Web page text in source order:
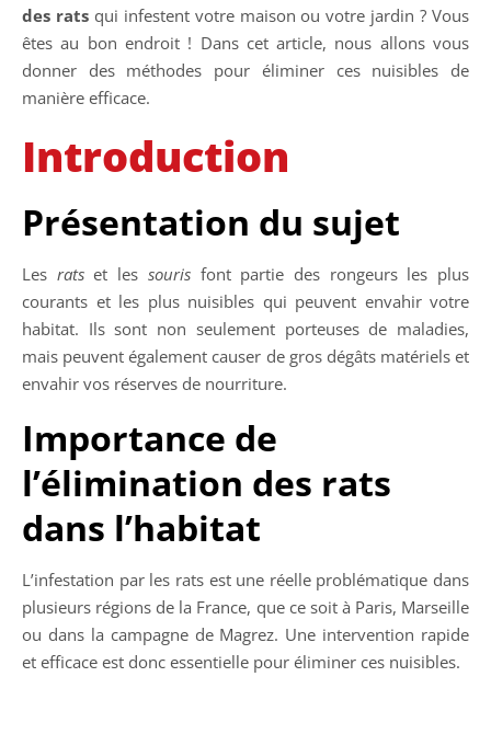
des ratsqui infestent votre maison ou votre jardin ? Vous
êtes au bon endroit ! Dans cet article, nous allons vous
donner des méthodes pour éliminer ces nuisibles de
manière efficace.
Introduction
Présentation du sujet
Les ratset les sourisfont partie des rongeurs les plus
courants et les plus nuisibles qui peuvent envahir votre
habitat. Ils sont non seulement porteuses de maladies,
mais peuvent également causer de gros dégâts matériels et
envahir vos réserves de nourriture.
Importance de
l’élimination des rats
dans l’habitat
L’infestation par les rats est une réelle problématique dans
plusieurs régions de la France, que ce soit à Paris, Marseille
ou dans la campagne de Magrez. Une intervention rapide
et efficace est donc essentielle pour éliminer ces nuisibles.